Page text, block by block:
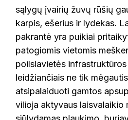
sąlygų įvairių žuvų rūšių
karpis, ešerius ir lydekas.
pakrantė yra puikiai
patogiomis vietomis
poilsiavietės infrastruktūros
leidžiančiais ne tik
atsipalaiduoti gamtos
vilioja aktyvaus laisvalaikio